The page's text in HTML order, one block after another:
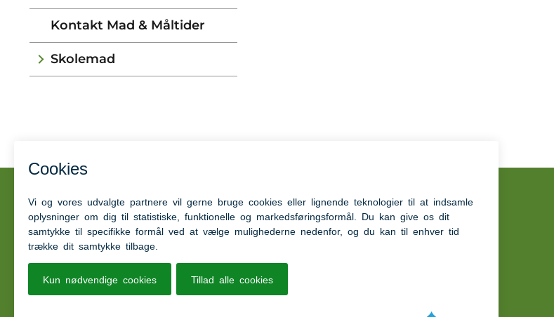
Kontakt Mad & Måltider
Skolemad
Kontakt os
Ring til os på tlf. 73 76 87 50
Telefontid:
Kl. 07.00 - 13.00 på alle hverdage
Kom hurtigt til
Aabenraa.dk